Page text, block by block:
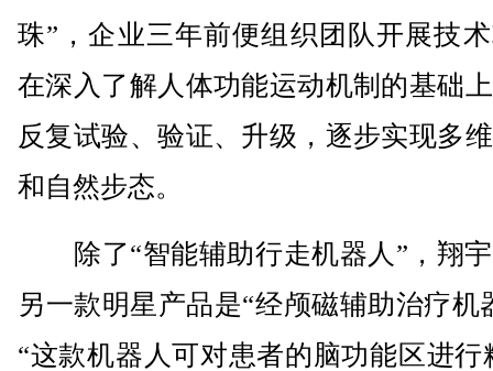
珠”，企业三年前便组织团队开展技
在深入了解人体功能运动机制的基础
反复试验、验证、升级，逐步实现多
和自然步态。
除了“智能辅助行走机器人”，翔
另一款明星产品是“经颅磁辅助治疗机
“这款机器人可对患者的脑功能区进行